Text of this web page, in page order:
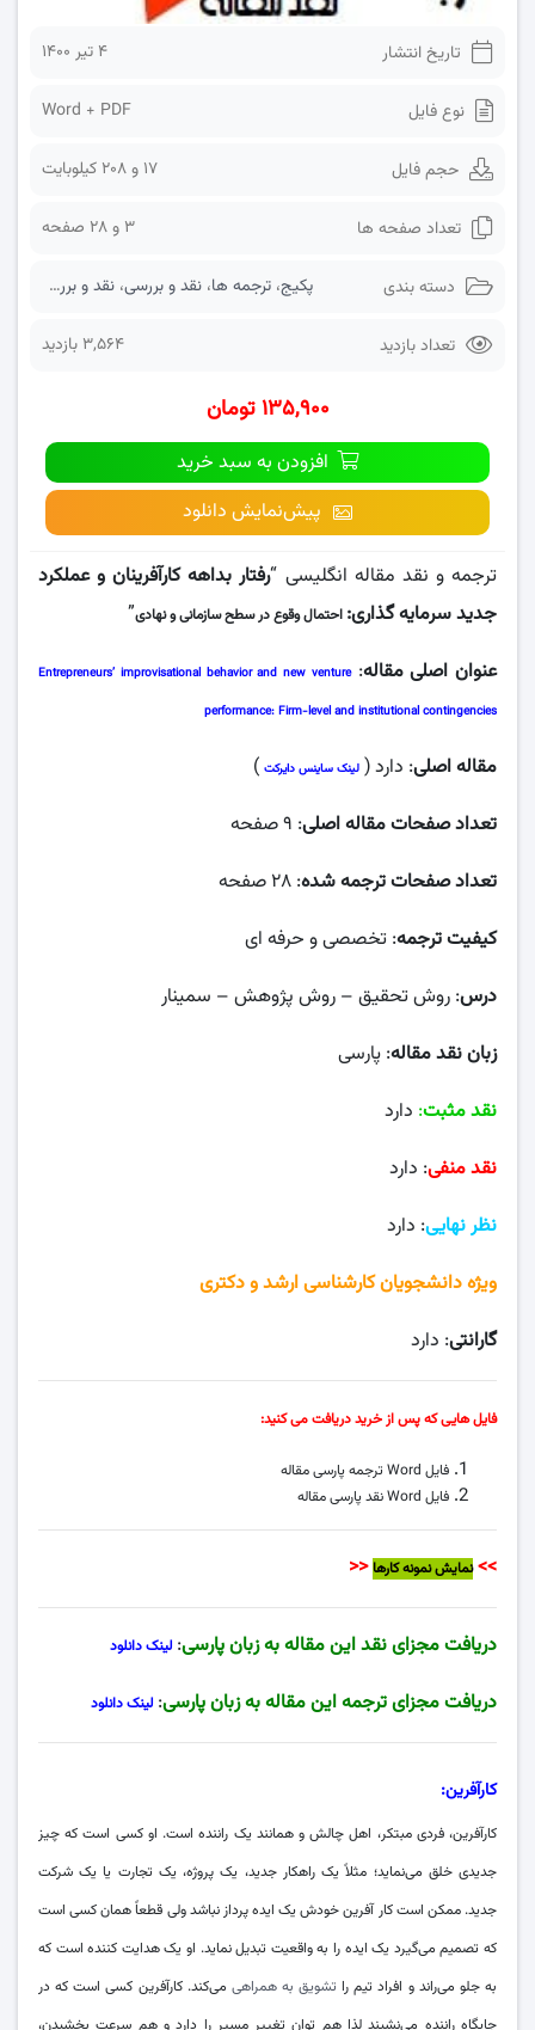
تاریخ انتشار ۴ تیر ۱۴۰۰
نوع فایل Word + PDF
حجم فایل 17 و 208 کیلوبایت
تعداد صفحه ها 3 و 28 صفحه
دسته بندی پکیج،ترجمه ها،نقد و بررسی،نقد و بررسی مقاله
تعداد بازدید 3,564 بازدید
۱۳۵,۹۰۰ تومان
افزودن به سبد خرید
پیش‌نمایش دانلود
ترجمه و نقد مقاله انگلیسی “رفتار بداهه کارآفرینان و عملکرد
جدید سرمایه گذاری: احتمال وقوع در سطح سازمانی و نهادی”
عنوان اصلی مقاله:
Entrepreneurs’ improvisational behavior and new venture
performance: Firm-level and institutional contingencies
مقاله اصلی: دارد ( لینک ساینس دایرکت )
تعداد صفحات مقاله اصلی: ۹ صفحه
تعداد صفحات ترجمه شده: ۲۸ صفحه
کیفیت ترجمه: تخصصی و حرفه ای
درس: روش تحقیق – روش پژوهش – سمینار
زبان نقد مقاله: پارسی
نقد مثبت: دارد
نقد منفی: دارد
نظر نهایی: دارد
ویژه دانشجویان کارشناسی ارشد و دکتری
گارانتی: دارد
فایل هایی که پس از خرید دریافت می کنید:
فایل Word ترجمه پارسی مقاله
فایل Word نقد پارسی مقاله
>> نمایش نمونه کارها <<
دریافت مجزای نقد این مقاله به زبان پارسی: لینک دانلود
دریافت مجزای ترجمه این مقاله به زبان پارسی: لینک دانلود
کارآفرین:
کارآفرین، فردی مبتکر، اهل چالش و همانند یک راننده است. او کسی است که چیز
جدیدی خلق می‌نماید؛ مثلاً یک راهکار جدید، یک پروژه، یک تجارت یا یک شرکت
جدید. ممکن است کار آفرین خودش یک ایده پرداز نباشد ولی قطعاً همان کسی است
که تصمیم می‌گیرد یک ایده را به واقعیت تبدیل نماید. او یک هدایت کننده است که
به جلو می‌راند و افراد تیم را تشویق به همراهی می‌کند. کارآفرین کسی است که در
جایگاه راننده می‌نشیند لذا هم توان تغییر مسیر را دارد و هم سرعت بخشیدن،